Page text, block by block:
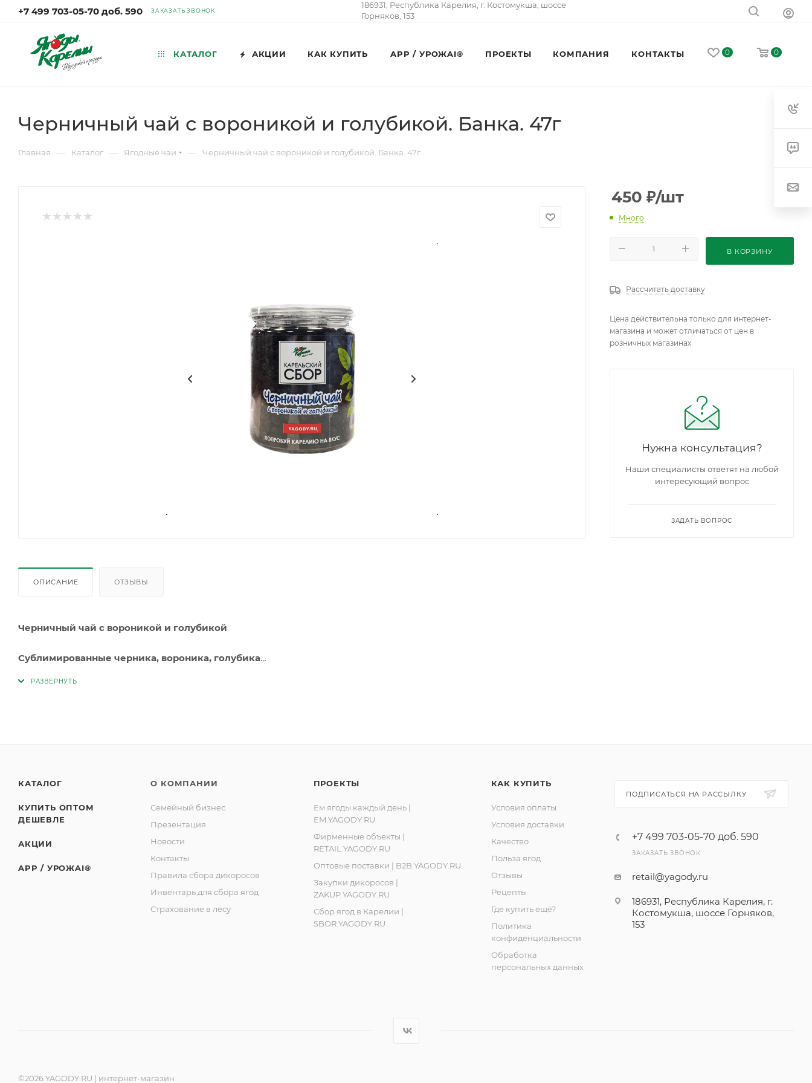
+7 499 703-05-70 доб. 590 ЗАКАЗАТЬ ЗВОНОК
186931, Республика Карелия, г. Костомукша, шоссе
Горняков, 153
0 0
КАТАЛОГ АКЦИИ КАК КУПИТЬ APP / УРОЖAI® ПРОЕКТЫ КОМПАНИЯ КОНТАКТЫ
Черничный чай с вороникой и голубикой. Банка. 47г
Главная — Каталог — Ягодные чаи — Черничный чай с вороникой и голубикой. Банка. 47г
ОПИСАНИЕ ОТЗЫВЫ
Черничный чай с вороникой и голубикой
Сублимированные черника, вороника, голубика
450 ₽/шт
Много
В КОРЗИНУ
Рассчитать доставку
Цена действительна только для интернет-
магазина и может отличаться от цен в
розничных магазинах
Нужна консультация?
Наши специалисты ответят на любой
интересующий вопрос
ЗАДАТЬ ВОПРОС
КАТАЛОГ
КУПИТЬ ОПТОМ
ДЕШЕВЛЕ
АКЦИИ
APP / УРОЖAI®
О КОМПАНИИ
Семейный бизнес
Презентация
Новости
Контакты
Правила сбора дикоросов
Инвентарь для сбора ягод
Страхование в лесу
ПРОЕКТЫ
Ем ягоды каждый день |
EM.YAGODY.RU
Фирменные объекты |
RETAIL.YAGODY.RU
Оптовые поставки | B2B.YAGODY.RU
Закупки дикоросов |
ZAKUP.YAGODY.RU
Сбор ягод в Карелии |
SBOR.YAGODY.RU
КАК КУПИТЬ
Условия оплаты
Условия доставки
Качество
Польза ягод
Отзывы
Рецепты
Где купить ещё?
Политика
конфиденциальности
Обработка
персональных данных
ПОДПИСАТЬСЯ НА РАССЫЛКУ
+7 499 703-05-70 доб. 590
ЗАКАЗАТЬ ЗВОНОК
retail@yagody.ru
186931, Республика Карелия, г.
Костомукша, шоссе Горняков,
153
©2026 YAGODY.RU | интернет-магазин